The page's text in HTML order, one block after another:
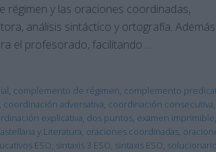
régimen y las oraciones coordinadas,
análisis sintáctico y ortografía.
el profesorado, facilitando …
, complemento de régimen, complemento
, coordinación adversativa, coordinación consecutiva,
explicativa, dos puntos, examen imprimible,
y Literatura, oraciones coordinadas,
ESO, sintaxis 3 ESO, sintaxis ESO, solucionario